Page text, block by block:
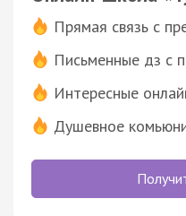
Прямая связь с
Письменные дз с
Интересные
Душевное